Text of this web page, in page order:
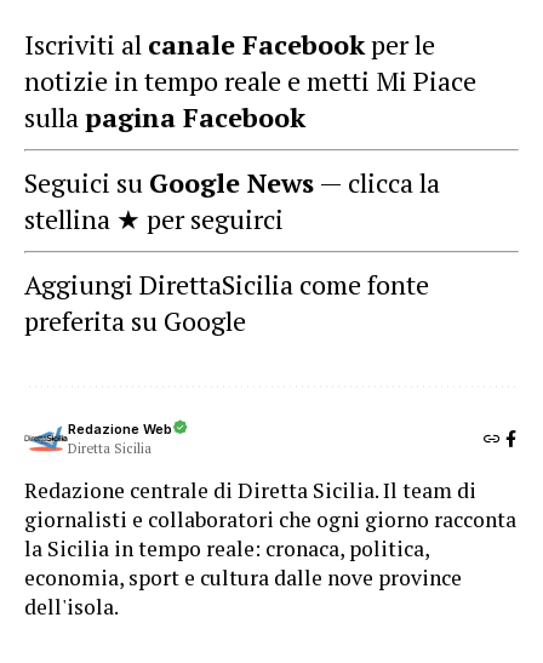
Iscriviti al canale Facebookper le
notizie in tempo reale e metti Mi Piace
sullapagina Facebook
Seguici su Google News — clicca la
stellina ★ per seguirci
Aggiungi DirettaSicilia come fonte
preferita su Google
Redazione Web
Diretta Sicilia
Redazione centrale di Diretta Sicilia. Il team di
giornalisti e collaboratori che ogni giorno racconta
la Sicilia in tempo reale: cronaca, politica,
economia, sport e cultura dalle nove province
dell'isola.